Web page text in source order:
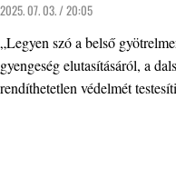
2025. 07. 03. / 20:05
„Legyen szó a belső
gyengeség elutasításáról, a
rendíthetetlen védelmét